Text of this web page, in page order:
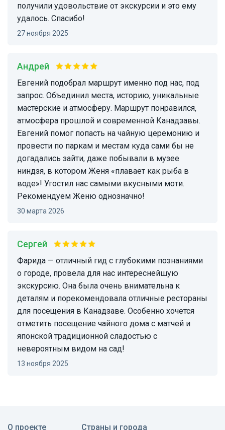
получили удовольствие от экскурсии и это ему
удалось. Спасибо!
27 ноября 2025
Андрей
Евгений подобрал маршрут именно под нас, под
запрос. Объединил места, историю, уникальные
мастерские и атмосферу. Маршрут понравился,
атмосфера прошлой и современной Канадзавы.
Евгений помог попасть на чайную церемонию и
провести по паркам и местам куда сами бы не
догадались зайти, даже побывали в музее
ниндзя, в котором Женя «плавает как рыба в
воде»! Угостил нас самыми вкусными моти.
Рекомендуем Женю однозначно!
30 марта 2026
Сергей
Фарида — отличный гид с глубокими познаниями
о городе, провела для нас интереснейшую
экскурсию. Она была очень внимательна к
деталям и порекомендовала отличные рестораны
для посещения в Канадзаве. Особенно хочется
отметить посещение чайного дома с матчей и
японской традиционной сладостью с
невероятным видом на сад!
13 ноября 2025
О проекте Страны и города